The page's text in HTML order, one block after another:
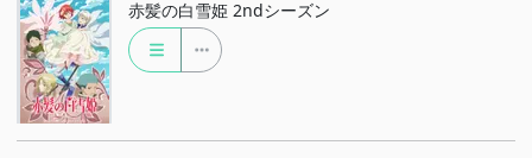
赤髪の白雪姫 2ndシーズン